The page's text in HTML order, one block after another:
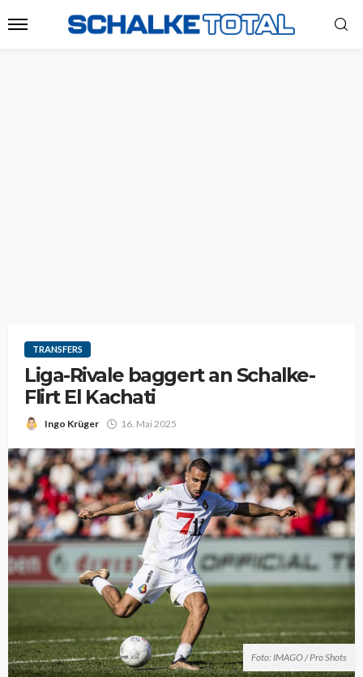
TRANSFERS
Liga-Rivale baggert an Schalke-
Flirt El Kachati
Ingo Krüger 16. Mai 2025
Foto: IMAGO / Pro Shots